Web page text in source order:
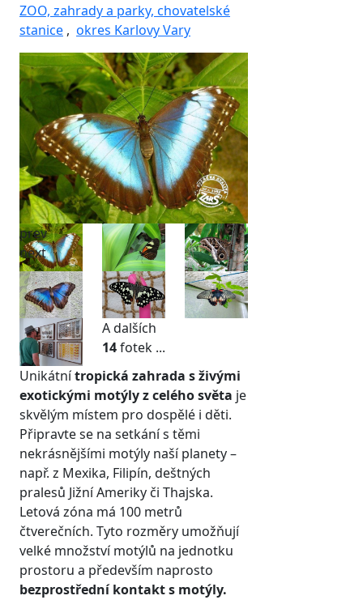
ZOO, zahrady a parky, chovatelské
stanice , okres Karlovy Vary
prev
next
A dalších
14fotek ...
Unikátnítropická zahrada s živými
exotickými motýly z celého světa je
skvělým místem pro dospělé i děti.
Připravte se na setkání s těmi
nekrásnějšími motýly naší planety –
např. z Mexika, Filipín, deštných
pralesů Jižní Ameriky či Thajska.
Letová zóna má 100 metrů
čtverečních. Tyto rozměry umožňují
velké množství motýlů na jednotku
prostoru a především naprosto
bezprostřední kontakt s motýly.